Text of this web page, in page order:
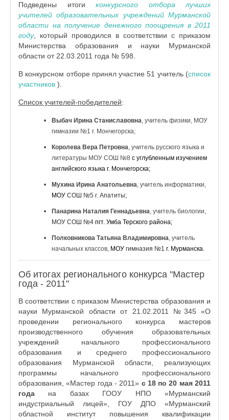
Подведены итоги конкурсного отбора лучших
учителей образовательных учреждений Мурманской
области на получение денежного поощрения в 2011
году, который проводился в соответствии с приказом
Министерства образования и науки Мурманской
области от 22.03.2011 года № 598.
В конкурсном отборе принял участие 51 учитель (список
участников ).
Список учителей-победителей:
Выбач Ирина Станиславовна, учитель физики, МОУ
гимназии №1 г. Мончегорска;
Королева Вера Петровна, учитель русского языка и
литературы МОУ СОШ №8 с углубленным изучением
английского языка г. Мончегорска;
Мухина Ирина Анатольевна, учитель информатики,
МОУ СОШ №5 г. Апатиты;
Панарина Наталия Геннадьевна, учитель биологии,
МОУ СОШ №4 пгт. Умба Терского района;
Полковникова Татьяна Владимировна, учитель
начальных классов, МОУ гимназия №1 г. Мурманска.
Об итогах регионального конкурса "Мастер
года - 2011"
В соответствии с приказом Министерства образования и
науки Мурманской области от 21.02.2011 №345 «О
проведении регионального конкурса мастеров
производственного обучения образовательных
учреждений начального профессионального
образования и среднего профессионального
образования Мурманской области, реализующих
программы начального профессионального
образования, «Мастер года - 2011» с 18 по 20 мая 2011
года на базах ГООУ НПО «Мурманский
индустриальный лицей», ГОУ ДПО «Мурманский
областной институт повышения квалификации